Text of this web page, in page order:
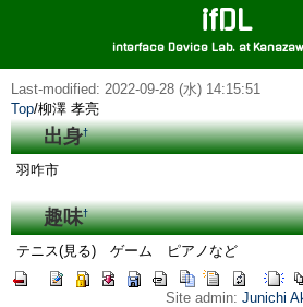
ifDL
interface Device Lab. at
Last-modified: 2022-09-28 (水) 14:15:51
Top/柳澤 孝亮
出身†
羽咋市
趣味†
テニス(見る) ゲーム ピアノなど
Site admin: Junichi